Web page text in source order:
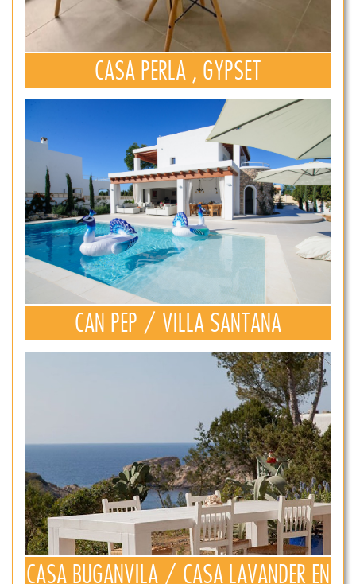
CASA PERLA , GYPSET
CAN PEP / VILLA SANTANA
CASA BUGANVILA / CASA LAVANDER EN